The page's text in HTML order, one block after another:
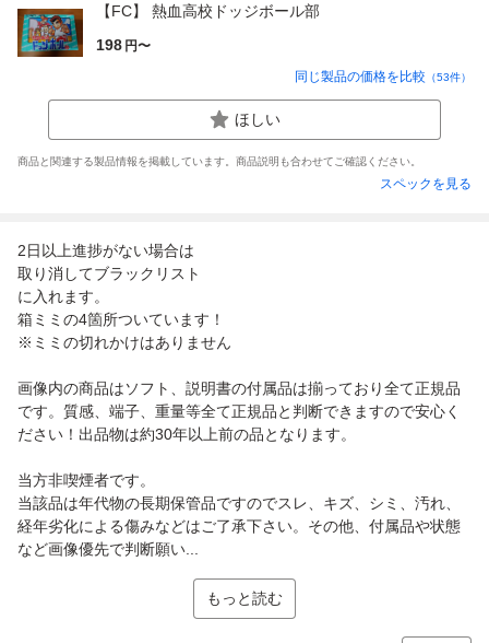
【FC】 熱血高校ドッジボール部
198 円〜
同じ製品の価格を比較 （53件）
ほしい
商品と関連する製品情報を掲載しています。商品説明も合わせてご確認ください。
スペックを見る
2日以上進捗がない場合は
取り消してブラックリスト
に入れます。
箱ミミの4箇所ついています！
※ミミの切れかけはありません
画像内の商品はソフト、説明書の付属品は揃っており全て正規品
です。質感、端子、重量等全て正規品と判断できますので安心く
ださい！出品物は約30年以上前の品となります。
当方非喫煙者です。
当該品は年代物の長期保管品ですのでスレ、キズ、シミ、汚れ、
経年劣化による傷みなどはご了承下さい。その他、付属品や状態
など画像優先で判断願い...
もっと読む